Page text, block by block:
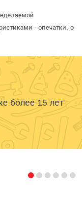
- опечатки, о
более 15 лет